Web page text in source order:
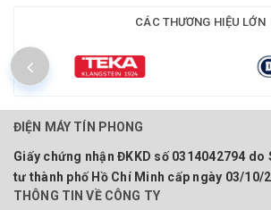
CÁC THƯƠNG HIỆU LỚN
ĐIỆN MÁY TÍN PHONG
Giấy chứng nhận ĐKKD số 0314042794 do
tư thành phố Hồ Chí Minh cấp ngày 03/10/
THÔNG TIN VỀ CÔNG TY